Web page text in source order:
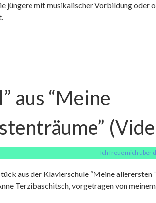
jüngere mit musikalischer Vorbildung oder
aus “Meine
Ich freue mich über
aus der Klavierschule “Meine allerersten
Terzibaschitsch, vorgetragen von meinem